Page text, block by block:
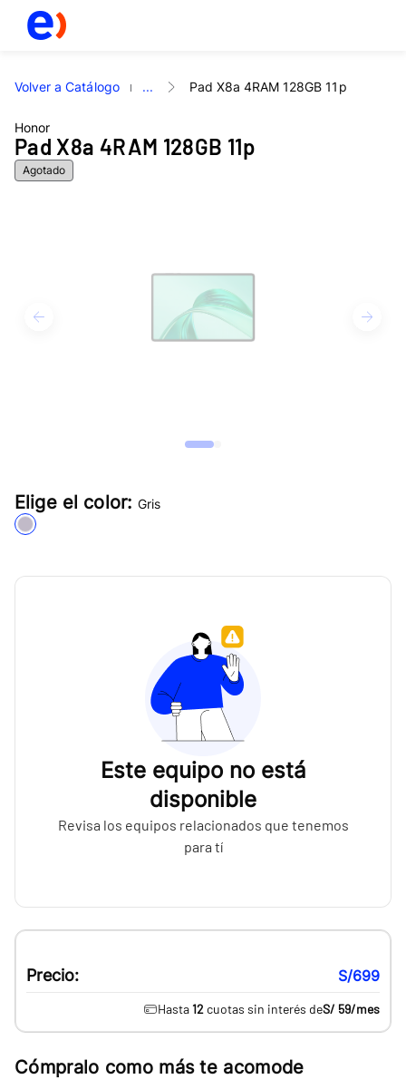
Volver a Catálogo ... Pad X8a 4RAM 128GB 11p
Honor
Pad X8a 4RAM 128GB 11p
Agotado
Elige el color:Gris
Este equipo no está
disponible
Revisa los equipos relacionados que tenemos
para tí
Precio: S/699
Hasta 12 cuotas sin interés deS/ 59/mes
Cómpralo como más te acomode